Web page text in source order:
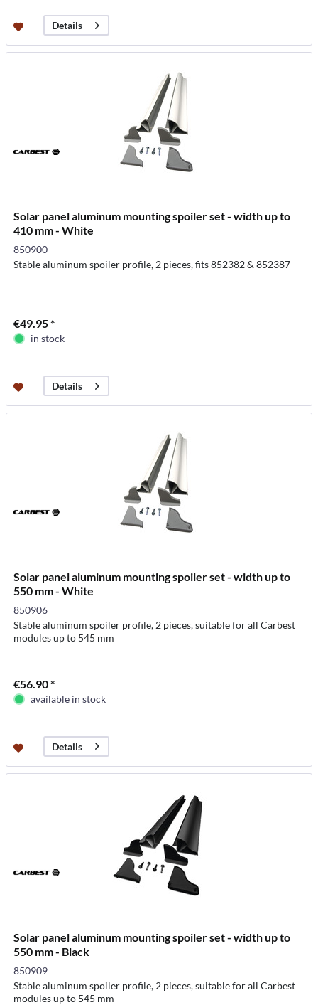
Details
Solar panel aluminum mounting spoiler set - width up to
410 mm - White
850900
Stable aluminum spoiler profile, 2 pieces, fits 852382 & 852387
€49.95 *
in stock
Details
Solar panel aluminum mounting spoiler set - width up to
550 mm - White
850906
Stable aluminum spoiler profile, 2 pieces, suitable for all Carbest
modules up to 545 mm
€56.90 *
available in stock
Details
Solar panel aluminum mounting spoiler set - width up to
550 mm - Black
850909
Stable aluminum spoiler profile, 2 pieces, suitable for all Carbest
modules up to 545 mm